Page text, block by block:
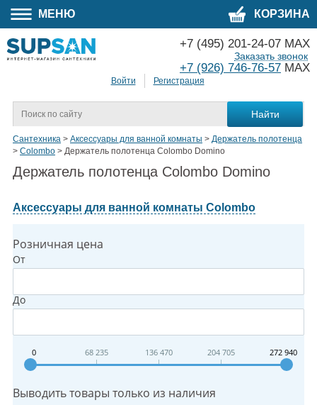
МЕНЮ КОРЗИНА
Войти Регистрация
+7 (495) 201-24-07 MAX
+7 (926) 746-76-57 MAX
Заказать звонок
Сантехника > Аксессуары для ванной комнаты > Держатель полотенца
> Colombo > Держатель полотенца Colombo Domino
Держатель полотенца Colombo Domino
Аксессуары для ванной комнаты Colombo
Розничная цена
От
До
0 68 235 136 470 204 705 272 940
Выводить товары только из наличия